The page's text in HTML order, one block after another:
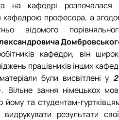
на кафедрі розпочалася
кафедрою професора, а
відомого
кафедри, він
працівників інших
були висвітлені у
Вільне зання німецькох
та студентам-
результати